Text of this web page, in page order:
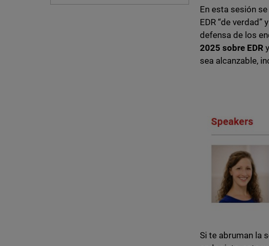
En esta sesión
EDR “de
defensa de los
2025 sobre EDR
sea alcanzable,
Si te abruman la